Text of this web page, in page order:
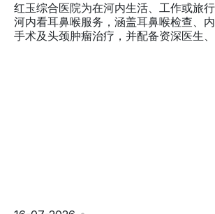
红玉综合医院为在河内生活、工作或旅
河内看耳鼻喉服务，涵盖耳鼻喉检查、
手术及头颈肿瘤治疗，并配备资深医生